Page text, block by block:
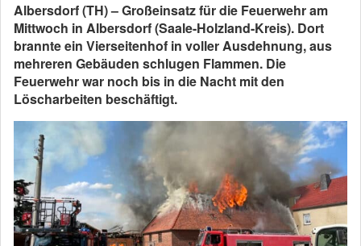
Albersdorf (TH) – Großeinsatz für die Feuerwehr am
Mittwoch in Albersdorf (Saale-Holzland-Kreis). Dort
brannte ein Vierseitenhof in voller Ausdehnung, aus
mehreren Gebäuden schlugen Flammen. Die
Feuerwehr war noch bis in die Nacht mit den
Löscharbeiten beschäftigt.